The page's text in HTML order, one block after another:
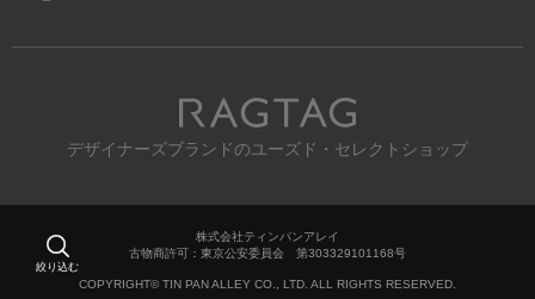
絞り込む
RAGTAG
デザイナーズブランドのユーズド・セレクトショップ
株式会社ティンパンアレイ
古物商許可：東京公安委員会 第303329101168号
COPYRIGHT© TIN PAN ALLEY CO., LTD. ALL RIGHTS RESERVED.